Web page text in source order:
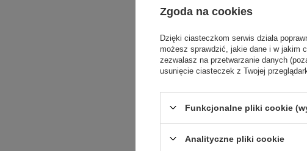
Zgoda na cookies
Dzięki ciasteczkom serwis działa
możesz sprawdzić, jakie dane i w jakim
zezwalasz na przetwarzanie danych
usunięcie ciasteczek z Twojej
Funkcjonalne pliki cookie
Analityczne pliki cookie